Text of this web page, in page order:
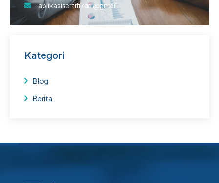
aplikasisertifikasi@gmail.
Kategori
Blog
Berita